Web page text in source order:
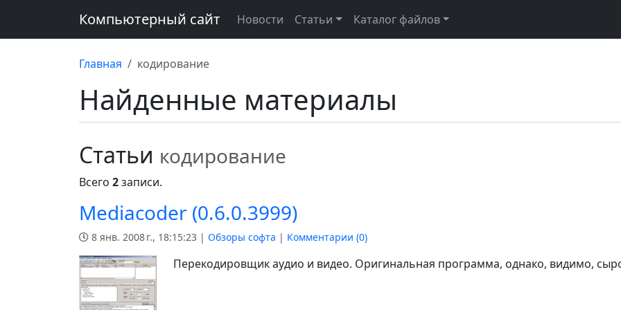
Компьютерный сайт Новости Статьи Каталог файлов
Главная кодирование
Найденные материалы
Статьи кодирование
Всего 2записи.
Mediacoder (0.6.0.3999)
8 янв. 2008 г., 18:15:23 | Обзоры софта | Комментарии (0)
Перекодировщик аудио и видео. Оригинальная программа, однако, видимо,